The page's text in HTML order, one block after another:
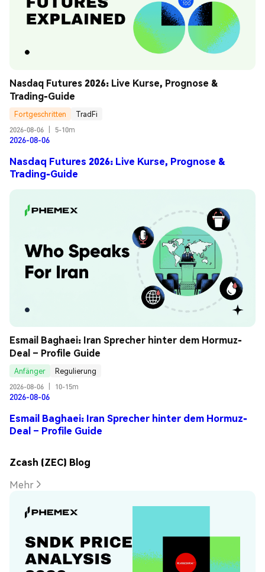
Nasdaq Futures 2026: Live Kurse, Prognose &
Trading-Guide
Fortgeschritten
TradFi
2026-08-06
5-10m
2026-08-06
Nasdaq Futures 2026: Live Kurse, Prognose &
Trading-Guide
Esmail Baghaei: Iran Sprecher hinter dem Hormuz-
Deal – Profile Guide
Anfänger
Regulierung
2026-08-06
10-15m
2026-08-06
Esmail Baghaei: Iran Sprecher hinter dem Hormuz-
Deal – Profile Guide
Zcash (ZEC) Blog
Mehr